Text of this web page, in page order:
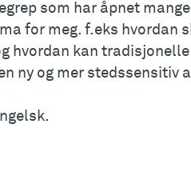
som har åpnet
for meg. f.eks hvordan
hvordan kan
ny og mer stedssensitiv